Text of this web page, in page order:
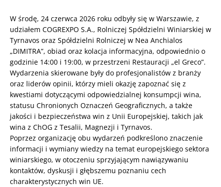
W środę, 24 czerwca 2026 roku odbyły się w Warszawie, z
udziałem COGREXPO S.A., Rolniczej Spółdzielni Winiarskiej w
Tyrnavos oraz Spółdzielni Rolniczej w Nea Anchialos
„DIMITRA”, obiad oraz kolacja informacyjna, odpowiednio o
godzinie 14:00 i 19:00, w przestrzeni Restauracji „el Greco”.
Wydarzenia skierowane były do profesjonalistów z branży
oraz liderów opinii, którzy mieli okazję zapoznać się z
kwestiami dotyczącymi odpowiedzialnej konsumpcji wina,
statusu Chronionych Oznaczeń Geograficznych, a także
jakości i bezpieczeństwa win z Unii Europejskiej, takich jak
wina z ChOG z Tesalii, Magnezji i Tyrnavos.
Poprzez organizację obu wydarzeń podkreślono znaczenie
informacji i wymiany wiedzy na temat europejskiego sektora
winiarskiego, w otoczeniu sprzyjającym nawiązywaniu
kontaktów, dyskusji i głębszemu poznaniu cech
charakterystycznych win UE.